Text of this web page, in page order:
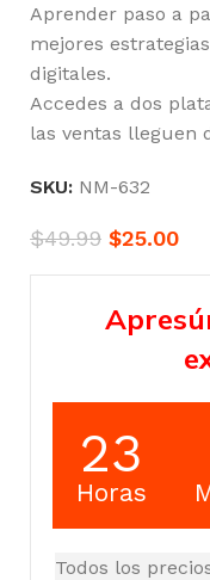
Aprender paso a
mejores
digitales.
Accedes a dos
las ventas lleguen
SKU: NM-632
$49.99 $25.00
23
Horas
Todos los